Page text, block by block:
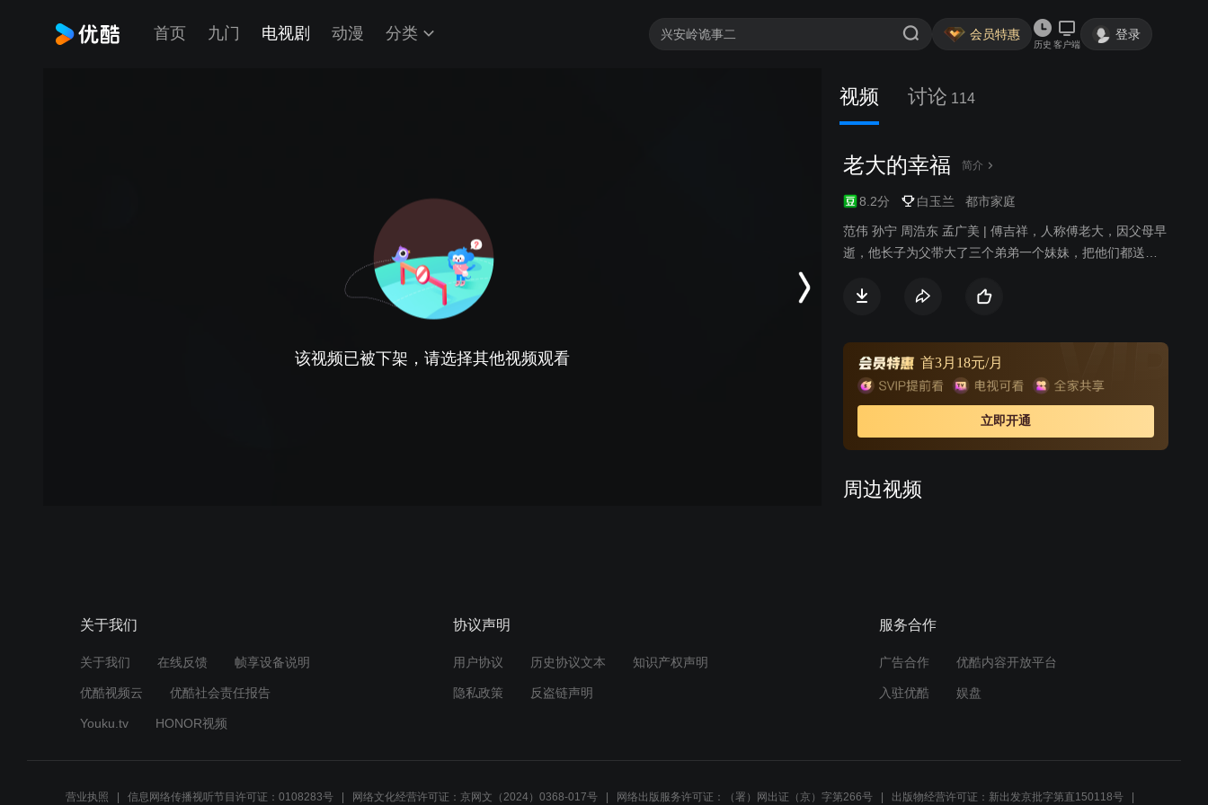
首页 九门 电视剧 动漫 分类 会员特惠
历史 客户端
登录
该视频已被下架，请选择其他视频观看
视频 讨论 114
老大的幸福 简介
8.2分 白玉兰 都市家庭
范伟 孙宁 周浩东 孟广美 | 傅吉祥，人称傅老大，因父母早
逝，他长子为父带大了三个弟弟一个妹妹，把他们都送进
了人生的辉煌时期：因没有生育能力而婚姻失败，失业下
父亲。他阴差阳错与孤独症儿童乐乐相识，一见如故。乐
乐的母亲梅好遭到丈夫抛弃，独自抚养乐乐，生活陷入困
境。老大救下试图自杀的梅好，认乐乐为干儿子，并收梅
好为徒，教她做足疗。三人就此相依为命，在东北小城过
着平静的生活。此时居住在北京的兄弟姐妹们为了给过世
公司吉安集团的行政总监辛雯提前回老家安排行程。老大
首3月18元/月
立即开通
周边视频
后瞬间吓傻了
01:28
关于我们
关于我们 在线反馈 帧享设备说明
优酷视频云 优酷社会责任报告
Youku.tv HONOR视频
协议声明
用户协议 历史协议文本 知识产权声明
隐私政策 反盗链声明
服务合作
广告合作 优酷内容开放平台
入驻优酷 娱盘
营业执照 信息网络传播视听节目许可证：0108283号 网络文化经营许可证：京网文（2024）0368-017号 网络出版服务许可证：（署）网出证（京）字第266号 出版物经营许可证：新出发京批字第直150118号